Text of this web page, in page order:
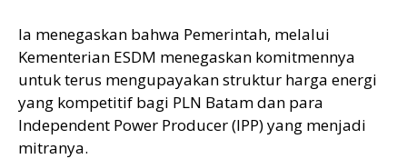
Ia menegaskan bahwa Pemerintah, melalui
Kementerian ESDM menegaskan komitmennya
untuk terus mengupayakan struktur harga energi
yang kompetitif bagi PLN Batam dan para
Independent Power Producer (IPP) yang menjadi
mitranya.